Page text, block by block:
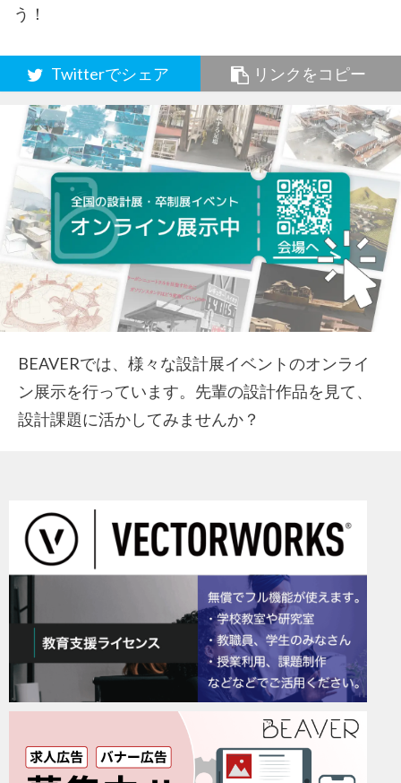
う！
Twitterでシェア リンクをコピー
BEAVERでは、様々な設計展イベントのオンライ
ン展示を行っています。先輩の設計作品を見て、
設計課題に活かしてみませんか？